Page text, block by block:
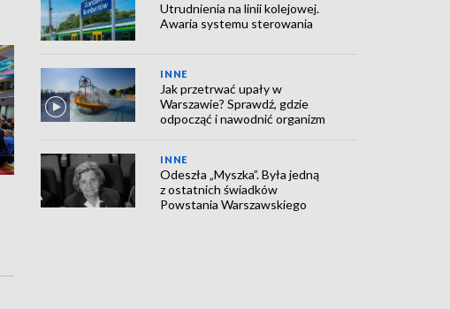
Utrudnienia na linii kolejowej.
Awaria systemu sterowania
INNE
Jak przetrwać upały w
Warszawie? Sprawdź, gdzie
odpocząć i nawodnić organizm
INNE
Odeszła „Myszka”. Była jedną
z ostatnich świadków
Powstania Warszawskiego